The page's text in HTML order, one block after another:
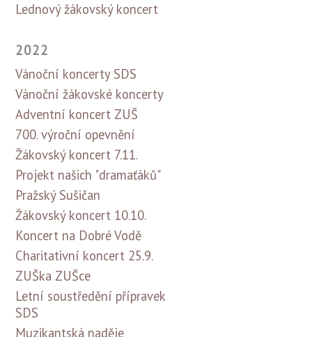
Lednový žákovský koncert
2022
Vánoční koncerty SDS
Vánoční žákovské koncerty
Adventní koncert ZUŠ
700. výroční opevnění
Žákovský koncert 7.11.
Projekt našich "dramaťáků"
Pražský Sušičan
Žákovský koncert 10.10.
Koncert na Dobré Vodě
Charitativní koncert 25.9.
ZUŠka ZUŠce
Letní soustředění přípravek
SDS
Muzikantská naděje